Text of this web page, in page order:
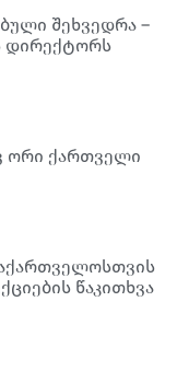
შეხვედრა –
დირექტორს
ორი ქართველი
წაკითხვა